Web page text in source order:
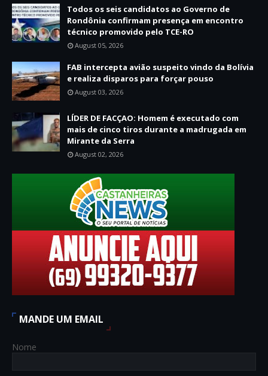
Todos os seis candidatos ao Governo de
Rondônia confirmam presença em encontro
técnico promovido pelo TCE-RO
August 05, 2026
FAB intercepta avião suspeito vindo da Bolívia
e realiza disparos para forçar pouso
August 03, 2026
LÍDER DE FACÇAO: Homem é executado com
mais de cinco tiros durante a madrugada em
Mirante da Serra
August 02, 2026
MANDE UM EMAIL
Nome